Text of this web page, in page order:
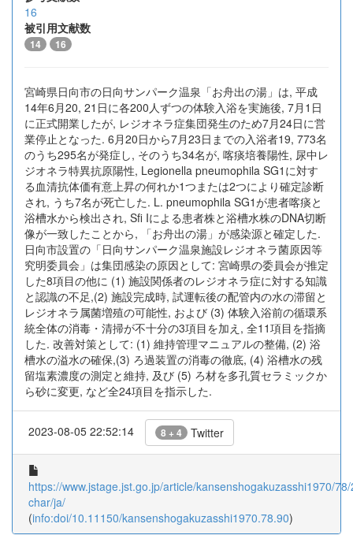
16
被引用文献数
14 16
宮崎県日向市の日向サンパーク温泉「お舟出の湯」は, 平成
14年6月20, 21日に各200人ずつの体験入浴を実施後, 7月1日
に正式開業したが, レジオネラ症集団発生のため7月24日に営
業停止となった. 6月20日から7月23日までの入浴者19, 773名
のうち295名が発症し, そのうち34名が, 喀痰培養陽性, 尿中レ
ジオネラ特異抗原陽性, Legionella pneumophila SG1に対す
る血清抗体価有意上昇の何れか1つまたは2つにより確定診断
され, うち7名が死亡した. L. pneumophila SG1が患者喀痰と
浴槽水から検出され, Sfi Iによる患者株と浴槽水株のDNA切断
像が一致したことから, 「お舟出の湯」が感染源と確定した.
日向市設置の「日向サンパーク温泉施設レジオネラ菌原因等
究明委員会」は集団感染の原因として: 宮崎県の委員会が推定
した8項目の他に (1) 施設関係者のレジオネラ症に対する知識
と認識の不足,(2) 施設完成時, 試運転後の配管内の水の滞留と
レジオネラ属菌増殖の可能性, および (3) 体験入浴前の循環系
統全体の消毒・清掃が不十分の3項目を加え, 全11項目を指摘
した. 改善対策として: (1) 維持管理マニュアルの整備, (2) 浴
槽水の溢水の確保,(3) ろ過装置の消毒の徹底, (4) 浴槽水の残
留塩素濃度の測定と維持, 及び (5) ろ材を多孔質セラミックか
ら砂に変更, など全24項目を指示した.
2023-08-05 22:52:14 8 + 4 Twitter
https://www.jstage.jst.go.jp/article/kansenshogakuzasshi1970/
char/ja/
(info:doi/10.11150/kansenshogakuzasshi1970.78.90)